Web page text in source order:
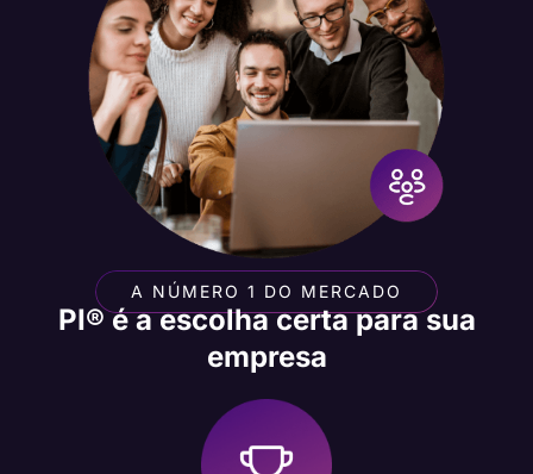
A NÚMERO 1 DO MERCADO
PI® é a escolha certa para sua
empresa